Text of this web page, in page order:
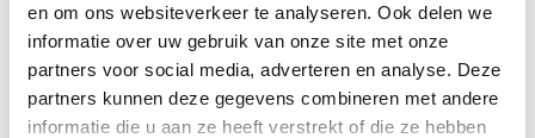
en om ons websiteverkeer te analyseren. Ook delen we
informatie over uw gebruik van onze site met onze
partners voor social media, adverteren en analyse. Deze
partners kunnen deze gegevens combineren met andere
informatie die u aan ze heeft verstrekt of die ze hebben